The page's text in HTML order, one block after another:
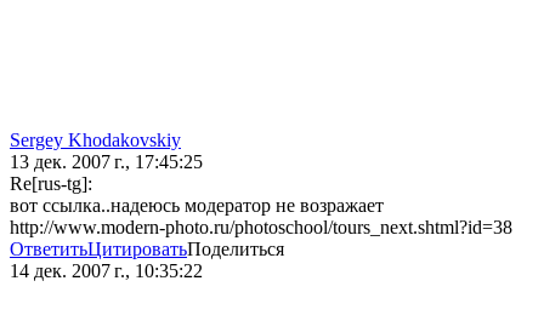
Sergey Khodakovskiy
13 дек. 2007 г., 17:45:25
Re[rus-tg]:
вот ссылка..надеюсь модератор не возражает
http://www.modern-photo.ru/photoschool/tours_next.shtml?id=38
ОтветитьЦитироватьПоделиться
14 дек. 2007 г., 10:35:22